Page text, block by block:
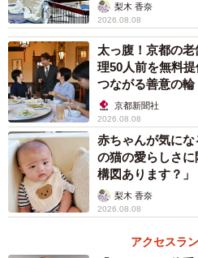
ーーお水を待っている間、琥珀
「ヌシ（私）を物言いたげな目
ーー琥珀くんのこの姿について
「『嘘でしょかわいい😂』と思
ーー琥珀くんは普段、どんなワ
「ツンデレかまちょの食いしん
梨木 香奈
2026.08.08
太っ腹！京都の
理50人前を無料
つながる善意の輪
京都新聞社
2026.08.08
赤ちゃんが気に
の猫の愛らしさ
構図あります？」
梨木 香奈
2026.08.08
アクセスラ